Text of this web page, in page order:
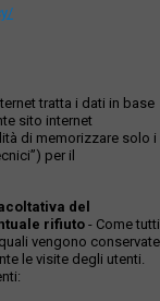
tratta i dati in base
sito internet
di memorizzare solo i
per il
del
rifiuto - Come tutti
vengono conservate
le visite degli utenti.